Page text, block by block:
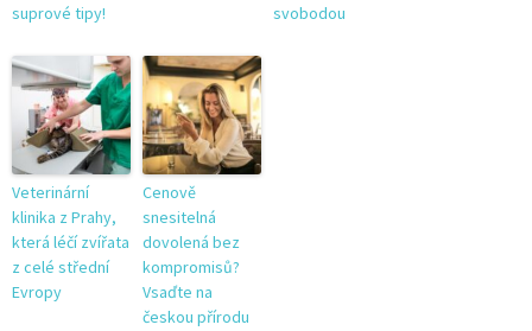
suprové tipy!
svobodou
Veterinární
klinika z Prahy,
která léčí zvířata
z celé střední
Evropy
Cenově
snesitelná
dovolená bez
kompromisů?
Vsaďte na
českou přírodu